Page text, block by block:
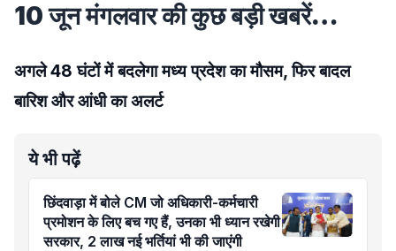
10 जून मंगलवार की कुछ बड़ी खबरें…
अगले 48 घंटों में बदलेगा मध्य प्रदेश का मौसम, फिर बादल
बारिश और आंधी का अलर्ट
ये भी पढ़ें
छिंदवाड़ा में बोले CM जो अधिकारी-कर्मचारी
प्रमोशन के लिए बच गए हैं, उनका भी ध्यान रखेगी
सरकार, 2 लाख नई भर्तियां भी की जाएंगी